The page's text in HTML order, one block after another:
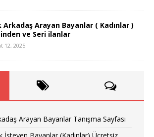
Arkadaş Arayan Bayanlar ( Kadınlar )
ve Seri ilanlar
12, 2025
Arayan Bayanlar Tanışma Sayfası